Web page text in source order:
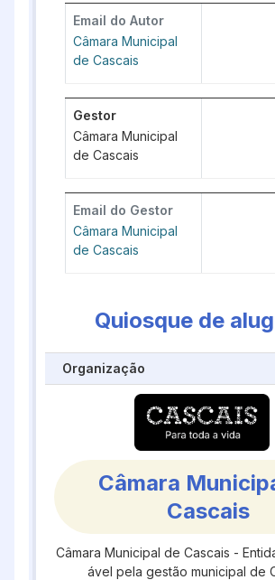
Quiosque de
Organização
Câmara
Cascais
Câmara Municipal de Cascais -
ável pela gestão municipal de
Email do Autor
Câmara Municipal
de Cascais
Gestor
Câmara Municipal
de Cascais
Email do Gestor
Câmara Municipal
de Cascais